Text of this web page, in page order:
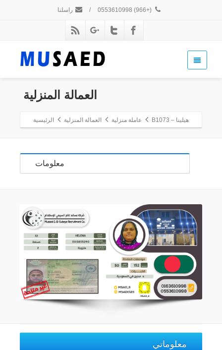
(+966) 0553610998
/ راسلنا
العمالة المنزلية
هيلينا – B1073 عاملة منزلية العمالة المنزلية الرئيسية
معلومات
معلوماتي